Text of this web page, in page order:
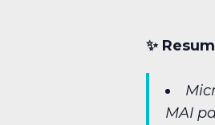
✨︎
MAI